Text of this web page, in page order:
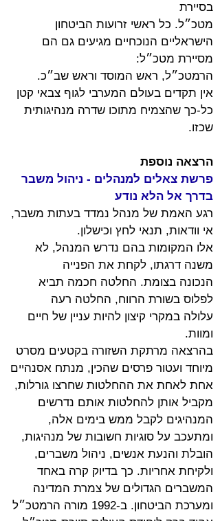
בסיירת
מטכ״ל. כל ראשי זרועות הביטחון
הישראליים הנוכחיים מגיעים גם הם
מסיירת מטכ״ל:
הרמטכ״ל, ראש המוסד וראש שב״כ.
אין תקדים בעולם המערבי לגוף צבאי קטן
כל-כך שהצמיח מתוכו שדרה מנהיגותית
שכזו.
הרצאה נוספת
פרשת צאלים למנהלים - ניהול משבר
בדרך אל הלא נודע
רגע האמת של מנהל נמדד בעתות משבר,
אי וודאות, תנאי לחץ וכישלון.
אלו המקומות בהם נדרש המנהל, לא
משנה דרגתו, לקחת את הפנייה
הנכונה בצומת. החלטה חכמה תביא
לפלוס בשורת הרווח, החלטה רעה
עלולה במקרי קיצון להיות עניין של חיים
ומוות.
בהרצאה מרתקת השזורה בקטעים מסרט
מיוחד ועטור פרסים שהכין, מנתח אסנהיים
אחת לאחת את ההחלטות שחרצו גורלות,
מקביל אותן להחלטות אותם נדרשים
המנהיגים לקבל ממש בימים אלה,
ומתעכב על סוגיות חשובות של מנהיגות,
הובלת והנעת אנשים, ניהול משברים,
ולקיחת אחריות. כך בדיוק קרה באחד
המשברים הגדולים של צמרת המדינה
ומערכת הביטחון. ב-1992 מורה הרמטכ״ל